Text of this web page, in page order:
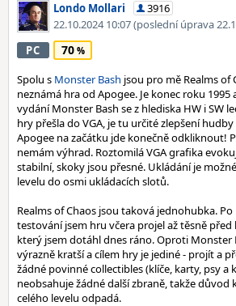
Londo Mollari
3916
22.10.2024 10:07(poslední úprava
PC 70
Spolu s Monster Bash jsou pro mě Realms of
neznámá hra od Apogee. Je konec roku 1995
vydání Monster Bash se z hlediska HW i SW
hry přešla do VGA, je tu určité zlepšení
Apogee na začátku jde konečně odkliknout!
nemám výhrad. Roztomilá VGA grafika
stabilní, skoky jsou přesné. Ukládání je
levelu do osmi ukládacích slotů.
Realms of Chaos jsou taková jednohubka.
testování jsem hru včera projel až těsně
který jsem dotáhl dnes ráno. Oproti Monster
výrazně kratší a cílem hry je jediné - projít a
žádné povinné collectibles (klíče, karty, psy a
neobsahuje žádné další zbraně, takže důvod
celého levelu odpadá.